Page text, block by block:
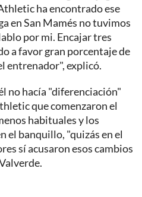
ha encontrado ese
en San Mamés no tuvimos
por mi. Encajar tres
a favor gran porcentaje de
entrenador", explicó.
no hacía "diferenciación"
que comenzaron el
habituales y los
el banquillo, "quizás en el
sí acusaron esos cambios